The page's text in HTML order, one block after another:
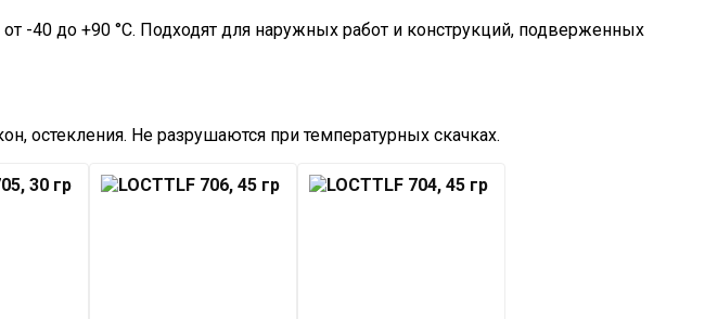
-40 до +90 °C. Подходят для наружных работ и конструкций, подверженных
остекления. Не разрушаются при температурных скачках.